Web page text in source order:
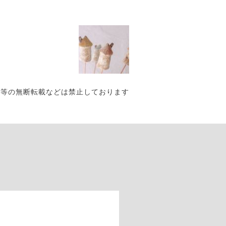
の無断転載などは禁止しております